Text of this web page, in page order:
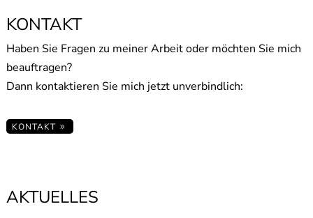
KONTAKT
Haben Sie Fragen zu meiner Arbeit oder möchten Sie mich
beauftragen?
Dann kontaktieren Sie mich jetzt unverbindlich:
KONTAKT
AKTUELLES